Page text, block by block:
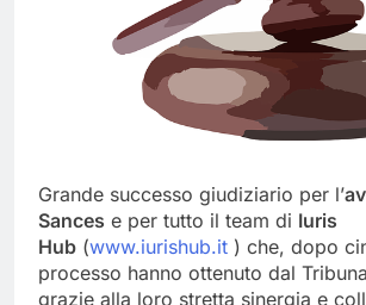
Grande successo giudiziario per l’
Sances e per tutto il team di Iuris
Hub (www.iurishub.it ) che, dopo
processo hanno ottenuto dal
grazie alla loro stretta sinergia e